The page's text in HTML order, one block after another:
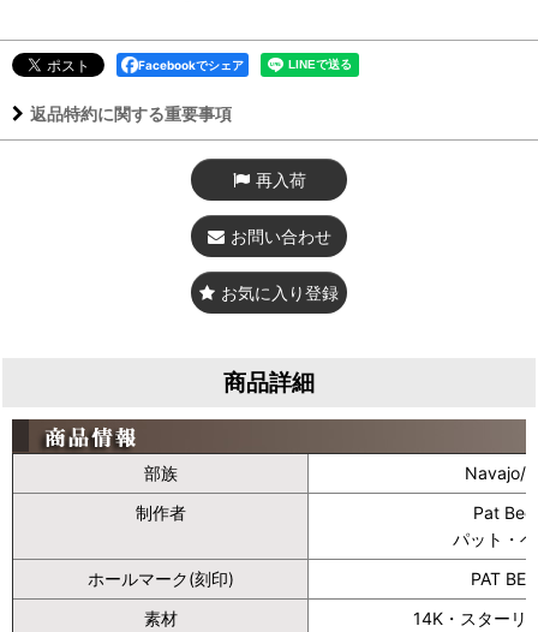
Facebookでシェア
返品特約に関する重要事項
再入荷
お問い合わせ
お気に入り登録
商品詳細
部族
Navajo/
制作者
Pat
パット・
ホールマーク(刻印)
PAT
素材
14K・スターリ